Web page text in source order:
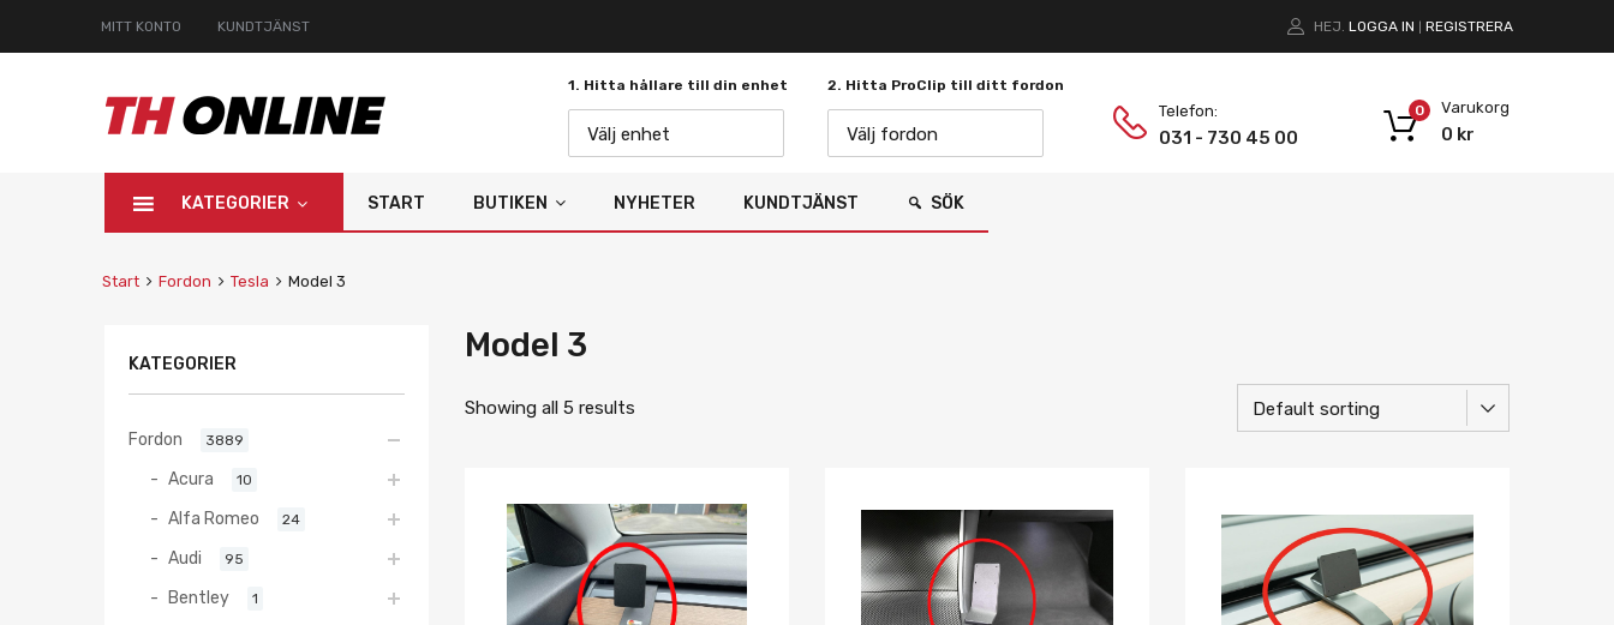
MITT KONTO KUNDTJÄNST HEJ. LOGGA IN REGISTRERA
1. Hitta hållare till din enhet
Välj enhet
2. Hitta ProClip till ditt fordon
Välj fordon
Telefon:
031 - 730 45 00
Varukorg
0 kr
0
KATEGORIER START BUTIKEN NYHETER KUNDTJÄNST SÖK
Start Fordon Tesla Model 3
Model 3
Showing all 5 results
Lägg i önskelista Lägg i önskelista
KATEGORIER
Fordon 3889
Acura 10
Alfa Romeo 24
Audi 95
Bentley 1